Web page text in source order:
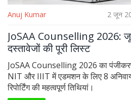
Anuj Kumar 2 जून
JoSAA Counselling 2026:
दस्तावेजों की पूरी लिस्ट
JoSAA Counselling 2026 का
NIT और IIIT में एडमशन के लिए 8
रिपोर्टिंग की महत्वपूर्ण तिथियां।